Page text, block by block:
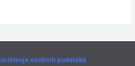
osobnih podataka